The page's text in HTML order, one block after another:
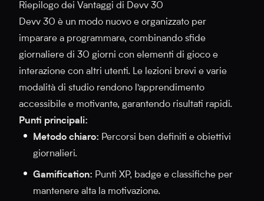
Riepilogo dei Vantaggi di Devv 30
Devv 30 è un modo nuovo e organizzato per
imparare a programmare, combinando sfide
giornaliere di 30 giorni con elementi di gioco e
interazione con altri utenti. Le lezioni brevi e varie
modalità di studio rendono l'apprendimento
accessibile e motivante, garantendo risultati rapidi.
Punti principali:
Metodo chiaro: Percorsi ben definiti e obiettivi
giornalieri.
Gamification: Punti XP, badge e classifiche per
mantenere alta la motivazione.